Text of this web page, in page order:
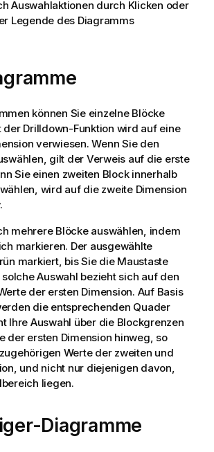
Auswahlaktionen durch Klicken oder
Legende des Diagramms
können Sie einzelne Blöcke
der Drilldown-Funktion wird auf eine
verwiesen. Wenn Sie den
gilt der Verweis auf die erste
Sie einen zweiten Block innerhalb
wird auf die zweite Dimension
mehrere Blöcke auswählen, indem
markieren. Der ausgewählte
markiert, bis Sie die Maustaste
solche Auswahl bezieht sich auf den
der ersten Dimension. Auf Basis
die entsprechenden Quader
Ihre Auswahl über die Blockgrenzen
der ersten Dimension hinweg, so
Werte der zweiten und
und nicht nur diejenigen davon,
liegen.
Diagramme